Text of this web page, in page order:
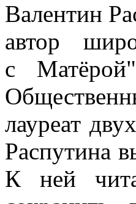
Валентин
автор
с
лауреат
Распутина
К ней